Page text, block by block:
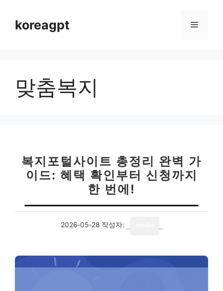
koreagpt 메
맞춤복지
복지포털사이트 총정리 완벽 가
이드: 혜택 확인부터 신청까지
한 번에!
2026-05-28 작성자: